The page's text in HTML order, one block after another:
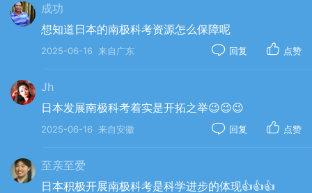
成功
想知道日本的南极科考资源怎么保障呢
2025-06-16 来自广东 回复 点赞
Jh
日本发展南极科考着实是开拓之举😉😉😉
2025-06-16 来自安徽 回复 点赞
至亲至爱
日本积极开展南极科考是科学进步的体现👍👍👍